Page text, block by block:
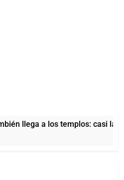
llega a los templos: casi la